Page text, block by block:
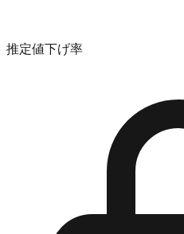
推定値下げ率